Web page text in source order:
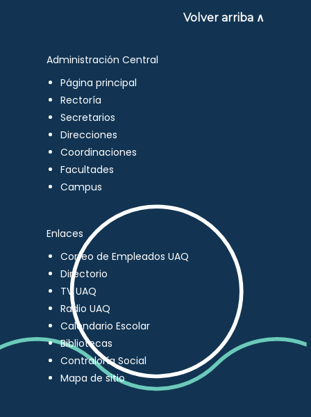
Volver arriba ∧
Administración Central
Página principal
Rectoría
Secretarios
Direcciones
Coordinaciones
Facultades
Campus
Enlaces
Correo de Empleados UAQ
Directorio
TV UAQ
Radio UAQ
Calendario Escolar
Bibliotecas
Contraloría Social
Mapa de sitio